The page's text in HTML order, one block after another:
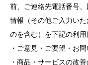
前、ご連絡先電話番号
情報（その他ご入力い
のを含む）を下記の利用
・ご意見・ご要望・お
・商品・サービスの改